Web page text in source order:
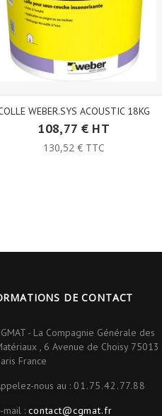
WEBER.SYS ACOUSTIC 18KG
108,77 € HT
130,52 € TTC
DE CONTACT
- La Compagnie Générale des
, 6 Avenue de Choisy 75013
France
nous au : 01.75.42.77.88
mail : contact@cgmat.fr